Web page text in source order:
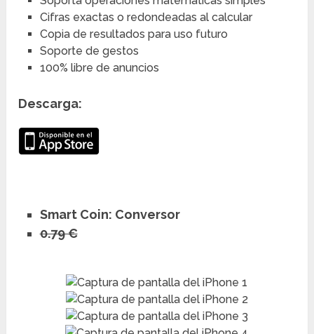
Cifras exactas o redondeadas al calcular
Copia de resultados para uso futuro
Soporte de gestos
100% libre de anuncios
Descarga:
Smart Coin: Conversor
0.79 €